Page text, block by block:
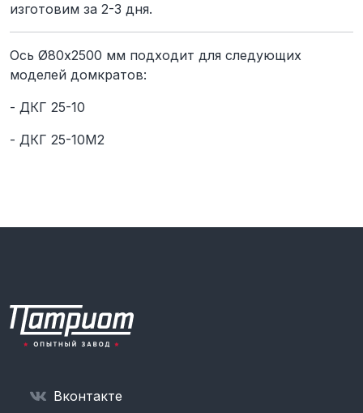
изготовим за 2-3 дня.
Ось Ø80х2500 мм подходит для следующих
моделей домкратов:
- ДКГ 25-10
- ДКГ 25-10М2
Вконтакте